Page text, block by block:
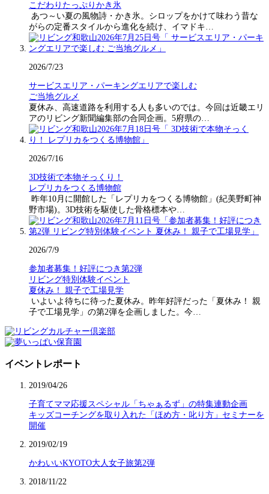
こだわりたっぷりかき氷
あつ～い夏の風物詩・かき氷。シロップをかけて味わう昔な
がらの定番スタイルから進化を続け、イマドキ…
2026/7/23
サービスエリア・パーキングエリアで楽しむ
ご当地グルメ
夏休み、高速道路を利用する人も多いのでは。今回は近畿エリ
アのリビング新聞編集部の合同企画。5府県の…
2026/7/16
3D技術で本物そっくり！
レプリカをつくる博物館
昨年10月に開館した「レプリカをつくる博物館」(紀美野町神
野市場)。3D技術を駆使した骨格標本や…
2026/7/9
参加者募集！好評につき第2弾
リビング特別体験イベント
夏休み！ 親子で工場見学
いよいよ待ちに待った夏休み。昨年好評だった「夏休み！ 親
子で工場見学」の第2弾を企画しました。今…
イベントレポート
2019/04/26
子育てママ応援スペシャル「ちゃぁるず」の特集連動企画
キッズコーチングを取り入れた「ほめ方・叱り方」セミナーを
開催
2019/02/19
かわいいKYOTO大人女子旅第2弾
2018/11/22